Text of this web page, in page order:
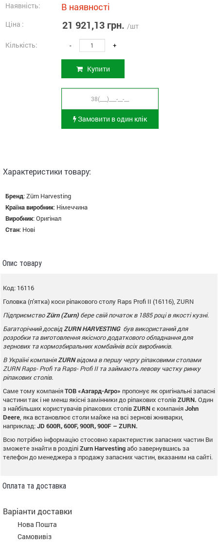
Наявність: В наявності
Ціна : 21 921,13 грн. /шт
Кількість: - +
Купити
Замовити в один клік
Характеристики товару:
Бренд:Zürn Harvesting
Країна виробник: Німеччина
Виробник:Оригінал
Стан: Нові
Опис товару
Код: 16116
Головка (п'ятка) коси ріпакового столу Raps Profi II (16116), ZURN
Підприємство Zürn (Zurn) бере свій початок в 1885 році в якості кузні.
Багаторічний досвід ZURN HARVESTING був використаний для
розробки та виготовлення якісного додаткового обладнання для
зернових та кормозбиральних комбайнів всіх виробників.
В Україні компанія ZURN відома в першу чергу ріпаковими столами
ZURN Raps- Profi та Raps- Profi II та займають левову частку ринку
ріпакових столів.
Саме тому компаніяТОВ «Азгард-Агро» пропонує як оригінальні запасні
частини так і не менш якісні замінники до ріпакових столівZURN. Один
з найбільших користувачів ріпакових столівZURNє компаніяJohn
Deere , яка встановлює столи майже на всі зернові жниварки,
наприклад:JD 600R, 600F, 900R, 900F – ZURN.
Всю потрібно інформацію стосовно характеристик запасних частин Ви
зможете знайти в розділіZurnHarvestingабо завернувшись за
телефон до менеджера з продажу запасних частин, вказаним на сайті.
Оплата та доставка
Варіанти доставки
Нова Пошта
Самовивіз